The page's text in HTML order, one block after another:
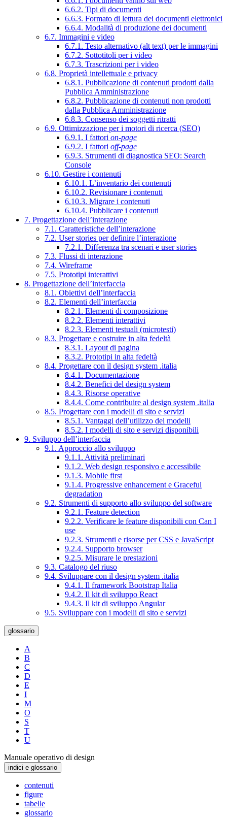
6.6.2. Tipi di documenti
6.6.3. Formato di lettura dei documenti elettronici
6.6.4. Modalità di produzione dei documenti
6.7. Immagini e video
6.7.1. Testo alternativo (alt text) per le immagini
6.7.2. Sottotitoli per i video
6.7.3. Trascrizioni per i video
6.8. Proprietà intellettuale e privacy
6.8.1. Pubblicazione di contenuti prodotti dalla
Pubblica Amministrazione
6.8.2. Pubblicazione di contenuti non prodotti
dalla Pubblica Amministrazione
6.8.3. Consenso dei soggetti ritratti
6.9. Ottimizzazione per i motori di ricerca (SEO)
6.9.1. I fattori on-page
6.9.2. I fattori off-page
6.9.3. Strumenti di diagnostica SEO: Search
Console
6.10. Gestire i contenuti
6.10.1. L’inventario dei contenuti
6.10.2. Revisionare i contenuti
6.10.3. Migrare i contenuti
6.10.4. Pubblicare i contenuti
7. Progettazione dell’interazione
7.1. Caratteristiche dell’interazione
7.2. User stories per definire l’interazione
7.2.1. Differenza tra scenari e user stories
7.3. Flussi di interazione
7.4. Wireframe
7.5. Prototipi interattivi
8. Progettazione dell’interfaccia
8.1. Obiettivi dell’interfaccia
8.2. Elementi dell’interfaccia
8.2.1. Elementi di composizione
8.2.2. Elementi interattivi
8.2.3. Elementi testuali (microtesti)
8.3. Progettare e costruire in alta fedeltà
8.3.1. Layout di pagina
8.3.2. Prototipi in alta fedeltà
8.4. Progettare con il design system .italia
8.4.1. Documentazione
8.4.2. Benefici del design system
8.4.3. Risorse operative
8.4.4. Come contribuire al design system .italia
8.5. Progettare con i modelli di sito e servizi
8.5.1. Vantaggi dell’utilizzo dei modelli
8.5.2. I modelli di sito e servizi disponibili
9. Sviluppo dell’interfaccia
9.1. Approccio allo sviluppo
9.1.1. Attività preliminari
9.1.2. Web design responsivo e accessibile
9.1.3. Mobile first
9.1.4. Progressive enhancement e Graceful
degradation
9.2. Strumenti di supporto allo sviluppo del software
9.2.1. Feature detection
9.2.2. Verificare le feature disponibili con Can I
use
9.2.3. Strumenti e risorse per CSS e JavaScript
9.2.4. Supporto browser
9.2.5. Misurare le prestazioni
9.3. Catalogo del riuso
9.4. Sviluppare con il design system .italia
9.4.1. Il framework Bootstrap Italia
9.4.2. Il kit di sviluppo React
9.4.3. Il kit di sviluppo Angular
9.5. Sviluppare con i modelli di sito e servizi
glossario
A
B
C
D
E
I
M
O
S
T
U
Manuale operativo di design
indici e glossario
contenuti
figure
tabelle
glossario